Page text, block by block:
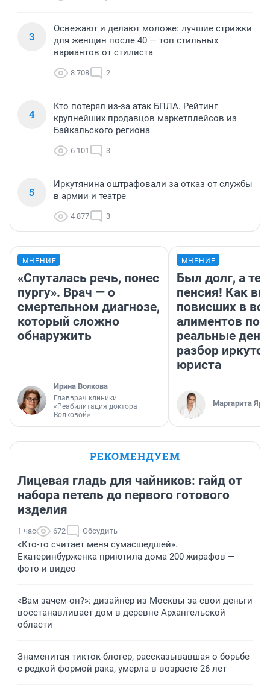
3
Освежают и делают моложе: лучшие стрижки
для женщин после 40 — топ стильных
вариантов от стилиста
8 708 2
4
Кто потерял из-за атак БПЛА. Рейтинг
крупнейших продавцов маркетплейсов из
Байкальского региона
6 101 3
5
Иркутянина оштрафовали за отказ от службы
в армии и театре
4 877 3
МНЕНИЕ
«Спуталась речь, понес
пургу». Врач — о
смертельном диагнозе,
который сложно
обнаружить
Ирина Волкова
Главврач клиники
«Реабилитация доктора
Волковой»
МНЕНИЕ
Был долг, а
пенсия! Как
повисших в
алиментов
реальные
разбор
юриста
Маргарита
РЕКОМЕНДУЕМ
Лицевая гладь для чайников: гайд от
набора петель до первого готового
изделия
1 час 672 Обсудить
«Кто-то считает меня сумасшедшей».
Екатеринбурженка приютила дома 200 жирафов —
фото и видео
«Вам зачем он?»: дизайнер из Москвы за свои деньги
восстанавливает дом в деревне Архангельской
области
Знаменитая тикток-блогер, рассказывавшая о борьбе
с редкой формой рака, умерла в возрасте 26 лет